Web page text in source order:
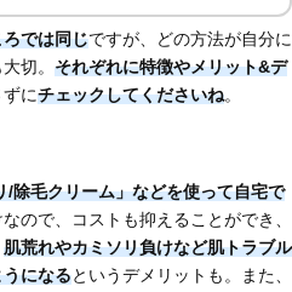
では同じですが、どの方法が自分に
切。 それぞれに特徴やメリット&デ
にチェックしてくださいね。
/除毛クリーム」などを使って自宅で
ので、コストも抑えることができ、
肌荒れやカミソリ負けなど肌トラブル
になるというデメリットも。また、